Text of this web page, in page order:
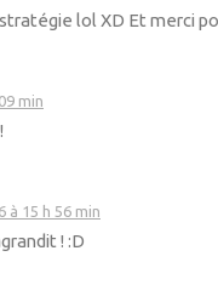
lol XD Et merci
min
à 15 h 56 min
! :D